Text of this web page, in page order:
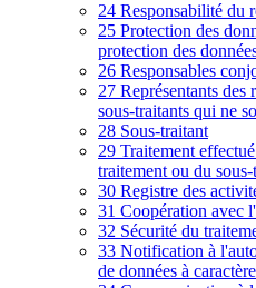
24 Responsabilité du
25 Protection des
protection des
26 Responsables
27 Représentants des
sous-traitants qui ne
28 Sous-traitant
29 Traitement
traitement ou du
30 Registre des
31 Coopération avec
32 Sécurité du
33 Notification à
de données à